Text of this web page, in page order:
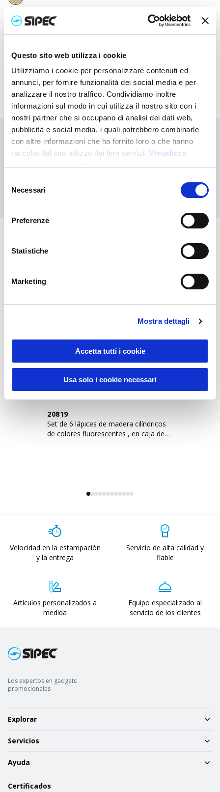
Questo sito web utilizza i cookie
Utilizziamo i cookie per personalizzare contenuti ed
annunci, per fornire funzionalità dei social media e per
analizzare il nostro traffico. Condividiamo inoltre
informazioni sul modo in cui utilizza il nostro sito con i
nostri partner che si occupano di analisi dei dati web,
pubblicità e social media, i quali potrebbero combinarle
con altre informazioni che ha fornito loro o che hanno
raccolto dal suo utilizzo dei loro servizi. Visualizza
delNecessari
Preferenze
Statistiche
Marketing
Mostra dettagli
Accetta tutti i cookie
Usa solo i cookie necessari
500+ 1000+ 2500
Precio
0,750€ 0,750€ 0,750€ 0,750€ 0,750€ 0,750€
Precio
impreso
1,833 € 1,780 € 1,728
¿No has encontrado lo que buscabas?
Contáctanos para recibir asistencia o haz tu pedido
También puede interesarle
20819
Set de 6 lápices de madera cilíndricos
de colores fluorescentes , en caja de
Velocidad en la estampación
y la entrega
Servicio de alta calidad y
fiable
Artículos personalizados a
medida
Equipo especializado al
servicio de los clientes
Los expertos en gadgets
promocionales
Explorar
Servicios
Ayuda
Certificados